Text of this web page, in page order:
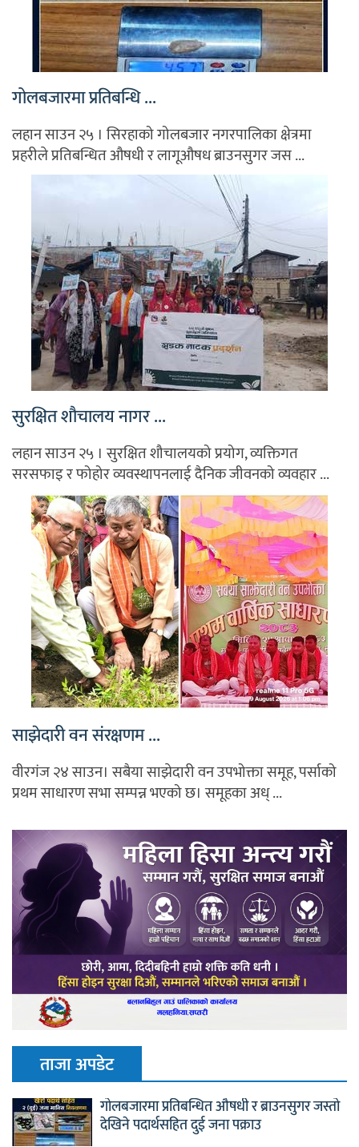
गोलबजारमा प्रतिबन्धि ...
लहान साउन २५ । सिरहाको गोलबजार नगरपालिका क्षेत्रमा
प्रहरीले प्रतिबन्धित औषधी र लागूऔषध ब्राउनसुगर जस ...
सुरक्षित शौचालय नागर ...
लहान साउन २५ । सुरक्षित शौचालयको प्रयोग, व्यक्तिगत
सरसफाइ र फोहोर व्यवस्थापनलाई दैनिक जीवनको व्यवहार ...
साझेदारी वन संरक्षणम ...
वीरगंज २४ साउन। सबैया साझेदारी वन उपभोक्ता समूह, पर्साको
प्रथम साधारण सभा सम्पन्न भएको छ। समूहका अध् ...
ताजा अपडेट
गोलबजारमा प्रतिबन्धित औषधी र ब्राउनसुगर जस्तो
देखिने पदार्थसहित दुई जना पक्राउ